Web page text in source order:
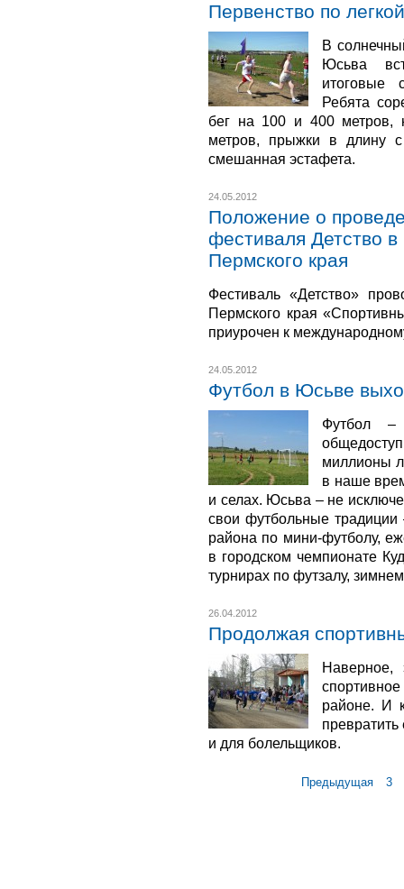
Первенство по
В
Юсьва
итоговые
Ребята
бег на 100 и 400 метров,
метров, прыжки в длину
смешанная эстафета.
24.05.2012
Положение о
фестиваля Детство в
Пермского края
Фестиваль «Детство»
Пермского края
приурочен к
24.05.2012
Футбол в Юсьве
Футбол
миллионы
в наше
и селах. Юсьва – не
свои футбольные традиции
района по мини-футболу,
в городском чемпионате
турнирах по футзалу,
26.04.2012
Продолжая
Наверное,
районе. И
превратить
и для болельщиков.
Предыдущая 3